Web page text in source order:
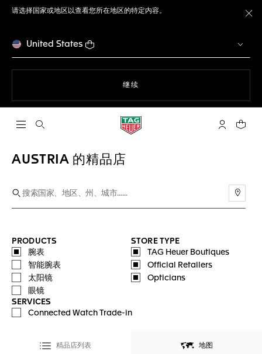
请选择国家或地区以查看您所在地区的特定内容。
United States
继续
打开搜索 My TAG您的
AUSTRIA 的精品店
PRODUCTS
腕表
智能腕表
太阳镜
眼镜
STORE TYPE
TAG Heuer Boutiques
Official Retailers
Opticians
SERVICES
Connected Watch Trade-in
精品店列表 地图